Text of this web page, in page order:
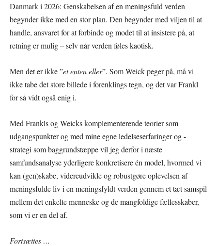
Danmark i 2026: Genskabelsen af en meningsfuld verden
begynder ikke med en stor plan. Den begynder med viljen til at
handle, ansvaret for at forbinde og modet til at insistere på, at
retning er mulig – selv når verden føles kaotisk.
Men det er ikke ”et enten eller”. Som Weick peger på, må vi
ikke tabe det store billede i forenklings tegn, og det var Frankl
for så vidt også enig i.
Med Frankls og Weicks komplementerende teorier som
udgangspunkter og med mine egne ledelseserfaringer og -
strategi som baggrundstæppe vil jeg derfor i næste
samfundsanalyse yderligere konkretisere én model, hvormed vi
kan (gen)skabe, videreudvikle og robustgøre oplevelsen af
meningsfulde liv i en meningsfyldt verden gennem et tæt samspil
mellem det enkelte menneske og de mangfoldige fællesskaber,
som vi er en del af.
Fortsættes …